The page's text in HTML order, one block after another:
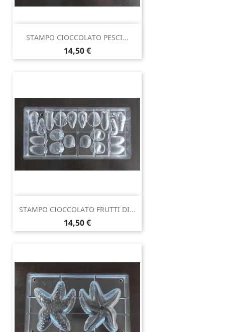
STAMPO CIOCCOLATO PESCI...
Prezzo
14,50 €
STAMPO CIOCCOLATO FRUTTI DI...
Prezzo
14,50 €